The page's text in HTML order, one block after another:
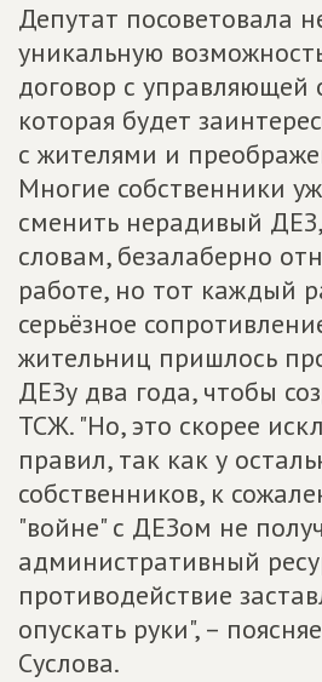
Депутат посоветовала
уникальную
договор с управляющей
которая будет
с жителями и
Многие собственники
сменить нерадивый
словам, безалаберно
работе, но тот каждый
серьёзное
жительниц пришлось
ДЕЗу два года, чтобы
ТСЖ. "Но, это скорее
правил, так как у
собственников, к
"войне" с ДЕЗом не
административный
противодействие
опускать руки", –
Суслова.